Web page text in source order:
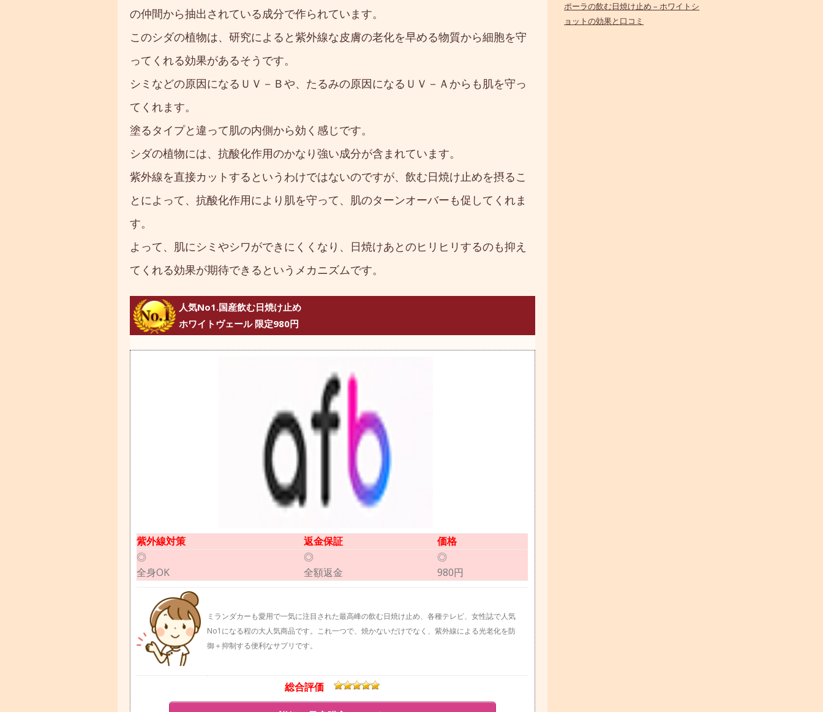
の仲間から抽出されている成分で作られています。
このシダの植物は、研究によると紫外線な皮膚の老化を早める物質から細胞を守
ってくれる効果があるそうです。
シミなどの原因になるＵＶ－Ｂや、たるみの原因になるＵＶ－Ａからも肌を守っ
てくれます。
塗るタイプと違って肌の内側から効く感じです。
シダの植物には、抗酸化作用のかなり強い成分が含まれています。
紫外線を直接カットするというわけではないのですが、飲む日焼け止めを摂るこ
とによって、抗酸化作用により肌を守って、肌のターンオーバーも促してくれま
す。
よって、肌にシミやシワができにくくなり、日焼けあとのヒリヒリするのも抑え
てくれる効果が期待できるというメカニズムです。
人気No1.国産飲む日焼け止め
ホワイトヴェール 限定980円
紫外線対策 返金保証
価格
◎
全身OK
◎
全額返金
◎
980円
ミランダカーも愛用で一気に注目された最高峰の飲む日焼け止め、各種テレビ、女性誌で人気
No1になる程の大人気商品です。これ一つで、焼かないだけでなく、紫外線による光老化を防
御＋抑制する便利なサプリです。
総合評価
ポーラの飲む日焼け止め – ホワイトシ
ョットの効果と口コミ